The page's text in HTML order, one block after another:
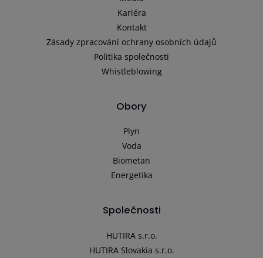
Kariéra
Kontakt
Zásady zpracování ochrany osobních údajů
Politika společnosti
Whistleblowing
Obory
Plyn
Voda
Biometan
Energetika
Společnosti
HUTIRA s.r.o.
HUTIRA Slovakia s.r.o.